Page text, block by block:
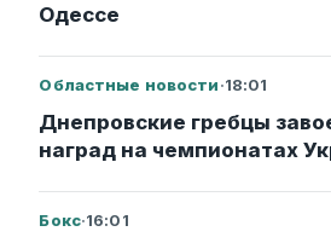
Одессе
Областные новости·18:01
Днепровские гребцы
наград на чемпионатах
Бокс·16:01